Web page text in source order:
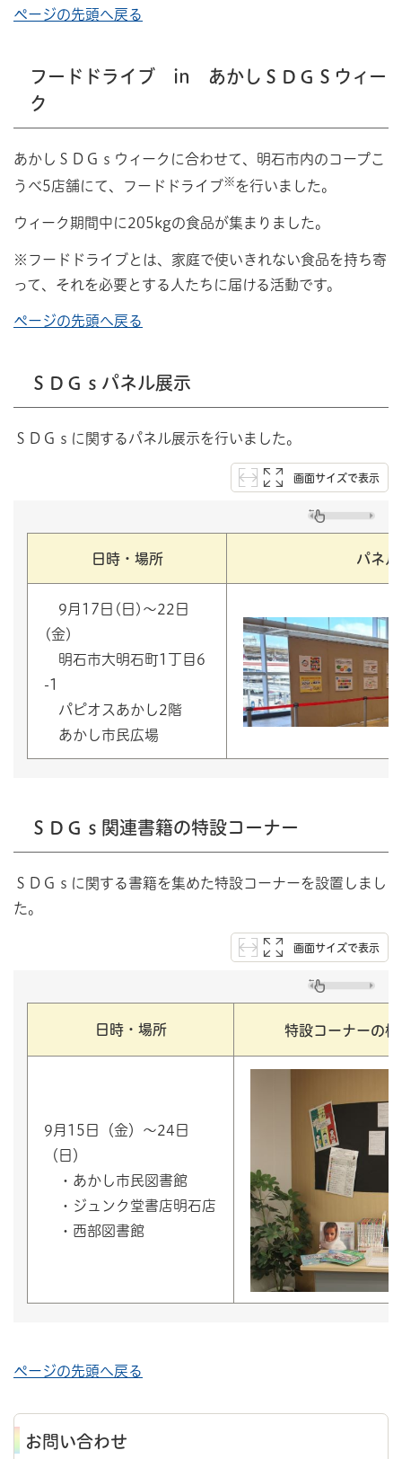
ページの先頭へ戻る
フードドライブ in あかしＳＤＧＳウィー
ク
あかしＳＤＧｓウィークに合わせて、明石市内のコープこ
うべ5店舗にて、フードドライブ※を行いました。
ウィーク期間中に205kgの食品が集まりました。
※フードドライブとは、家庭で使いきれない食品を持ち寄
って、それを必要とする人たちに届ける活動です。
ページの先頭へ戻る
ＳＤＧｓパネル展示
ＳＤＧｓに関するパネル展示を行いました。
画面サイズで表示
日時・場所 パネ
9月17日(日)～22日
(金)
明石市大明石町1丁目6
-1
パピオスあかし2階
あかし市民広場
ＳＤＧｓ関連書籍の特設コーナー
ＳＤＧｓに関する書籍を集めた特設コーナーを設置しまし
た。
画面サイズで表示
日時・場所 特設コーナーの
9月15日（金）～24日
（日）
・あかし市民図書館
・ジュンク堂書店明石店
・西部図書館
ページの先頭へ戻る
お問い合わせ